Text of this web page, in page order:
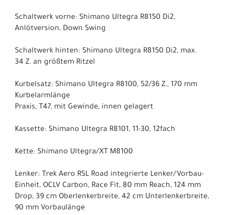
Schaltwerk vorne: Shimano Ultegra R8150 Di2,
Anlötversion, Down Swing
Schaltwerk hinten: Shimano Ultegra R8150 Di2, max.
34 Z. an größtem Ritzel
Kurbelsatz: Shimano Ultegra R8100, 52/36 Z., 170 mm
Kurbelarmlänge
Praxis, T47, mit Gewinde, innen gelagert
Kassette: Shimano Ultegra R8101, 11-30, 12fach
Kette: Shimano Ultegra/XT M8100
Lenker: Trek Aero RSL Road integrierte Lenker/Vorbau-
Einheit, OCLV Carbon, Race Fit, 80 mm Reach, 124 mm
Drop, 39 cm Oberlenkerbreite, 42 cm Unterlenkerbreite,
90 mm Vorbaulänge